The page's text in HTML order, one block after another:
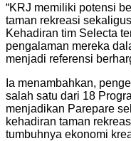
“KRJ memiliki potensi
taman rekreasi
Kehadiran tim Selecta
pengalaman mereka
menjadi referensi
Ia menambahkan,
salah satu dari 18
menjadikan Parepare
kehadiran taman
tumbuhnya ekonomi